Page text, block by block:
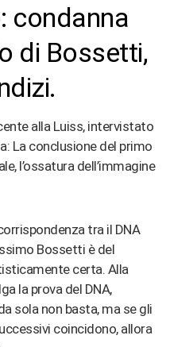
condanna
di Bossetti,
alla Luiss, intervistato
La conclusione del primo
l’ossatura dell’immagine
tra il DNA
Bossetti è del
certa. Alla
la prova del DNA,
sola non basta, ma se gli
coincidono, allora